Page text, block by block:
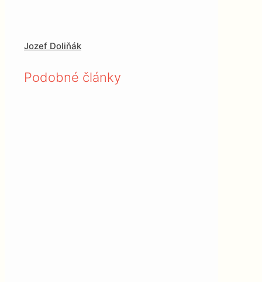
Jozef Doliňák
Podobné články